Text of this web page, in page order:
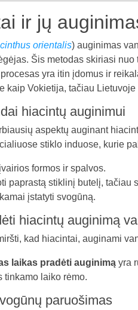
ir jų
orientalis) auginimas
Šis metodas skiriasi
yra itin įdomus ir
kaip Vokietija, tačiau
hiacintų auginimui
aspektų auginant
stiklo induose, kurie
formos ir spalvos.
paprastą stiklinį butelį,
įstatyti svogūną.
hiacintų auginimą
kad hiacintai, auginami
laikas pradėti auginimą yra
tinkamo laiko rėmo.
paruošimas